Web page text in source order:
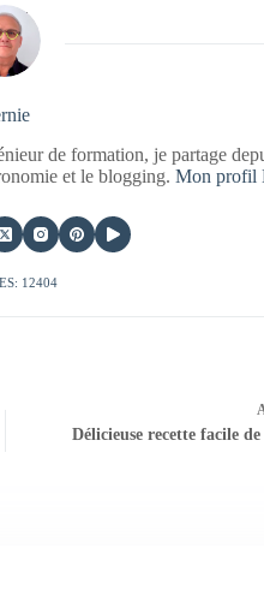
de formation, je partage
et le blogging.Mon profil
12404
Délicieuse recette facile